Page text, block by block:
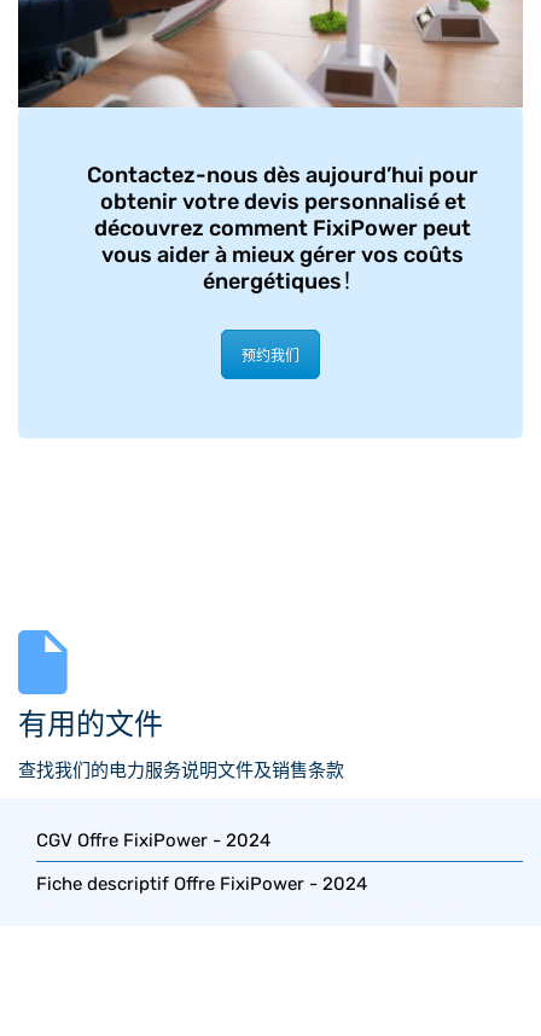
Contactez-nous dès aujourd’hui pour
obtenir votre devis personnalisé et
découvrez comment FixiPower peut
vous aider à mieux gérer vos coûts
énergétiques！
预约我们
有用的文件
查找我们的电力服务说明文件及销售条款
CGV Offre FixiPower - 2024
Fiche descriptif Offre FixiPower - 2024